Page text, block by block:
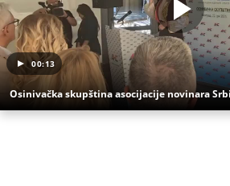
00:13
Osinivačka skupština asocijacije novinara
(Espreso/Kurir.rs/RTS/BFMTV/